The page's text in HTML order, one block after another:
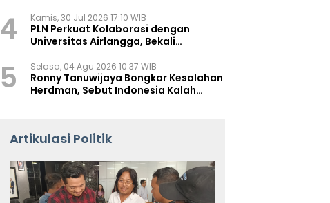
4 Kamis, 30 Jul 2026 17:10 WIB
PLN Perkuat Kolaborasi dengan
Universitas Airlangga, Bekali
Transisi Energi
5 Selasa, 04 Agu 2026 10:37 WIB
Ronny Tanuwijaya Bongkar Kesalahan
Herdman, Sebut Indonesia Kalah
Artikulasi Politik